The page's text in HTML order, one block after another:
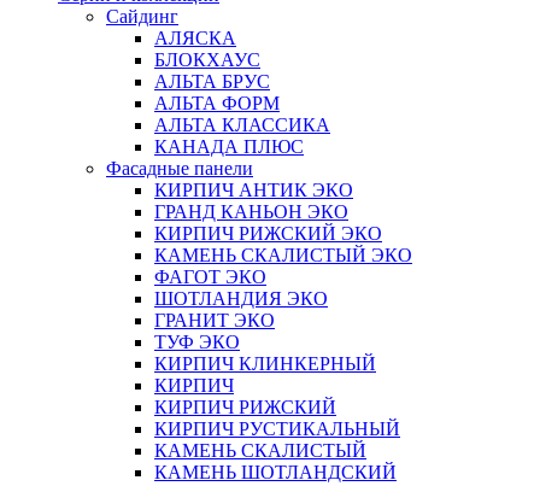
Сайдинг
АЛЯСКА
БЛОКХАУС
АЛЬТА БРУС
АЛЬТА ФОРМ
АЛЬТА КЛАССИКА
КАНАДА ПЛЮС
Фасадные панели
КИРПИЧ АНТИК ЭКО
ГРАНД КАНЬОН ЭКО
КИРПИЧ РИЖСКИЙ ЭКО
КАМЕНЬ СКАЛИСТЫЙ ЭКО
ФАГОТ ЭКО
ШОТЛАНДИЯ ЭКО
ГРАНИТ ЭКО
ТУФ ЭКО
КИРПИЧ КЛИНКЕРНЫЙ
КИРПИЧ
КИРПИЧ РИЖСКИЙ
КИРПИЧ РУСТИКАЛЬНЫЙ
КАМЕНЬ СКАЛИСТЫЙ
КАМЕНЬ ШОТЛАНДСКИЙ